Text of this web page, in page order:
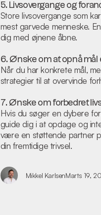
5. Livsovergange og
Store livsovergange som
mest garvede menneske.
dig med øjnene åbne.
6. Ønske om at opnå
Når du har konkrete mål,
strategier til at overvinde
7. Ønske om forbedret
Hvis du søger en dybere
guide dig i at opdage og
være en støttende partner
din fremtidige trivsel.
Mikkel KarlsenMarts 19,